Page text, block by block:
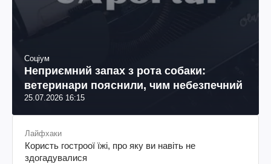
Соціум
Неприємний запах з рота собаки:
ветеринари пояснили, чим небезпечний
25.07.2026 16:15
Лайфхаки
Користь гостроої їжі, про яку ви навіть не
здогадувалися